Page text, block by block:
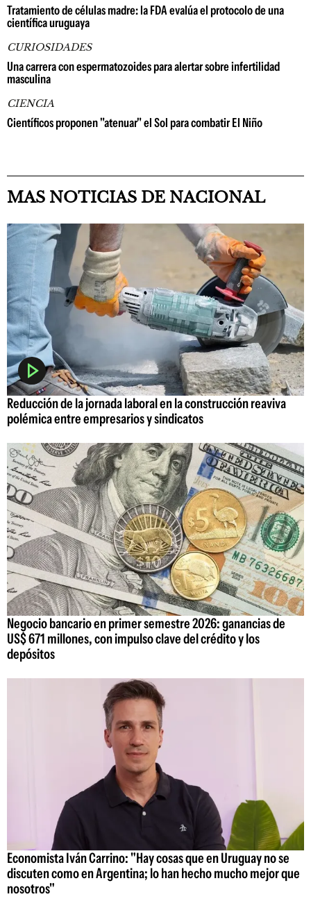
Tratamiento de células madre: la FDA evalúa el protocolo de una
científica uruguaya
CURIOSIDADES
Una carrera con espermatozoides para alertar sobre infertilidad
masculina
CIENCIA
Científicos proponen "atenuar" el Sol para combatir El Niño
MAS NOTICIAS DE NACIONAL
Reducción de la jornada laboral en la construcción reaviva
polémica entre empresarios y sindicatos
Negocio bancario en primer semestre 2026: ganancias de
US$ 671 millones, con impulso clave del crédito y los
depósitos
Economista Iván Carrino: "Hay cosas que en Uruguay no se
discuten como en Argentina; lo han hecho mucho mejor que
nosotros"